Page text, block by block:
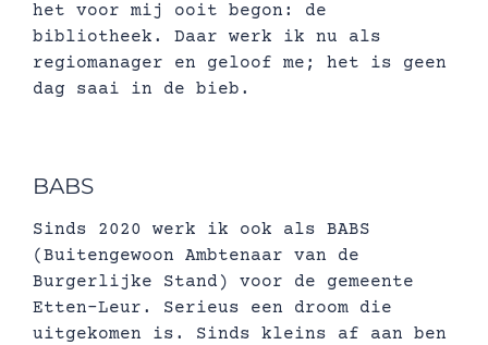
het voor mij ooit begon: de
bibliotheek. Daar werk ik nu als
regiomanager en geloof me; het is geen
dag saai in de bieb.
BABS
Sinds 2020 werk ik ook als BABS
(Buitengewoon Ambtenaar van de
Burgerlijke Stand) voor de gemeente
Etten-Leur. Serieus een droom die
uitgekomen is. Sinds kleins af aan ben